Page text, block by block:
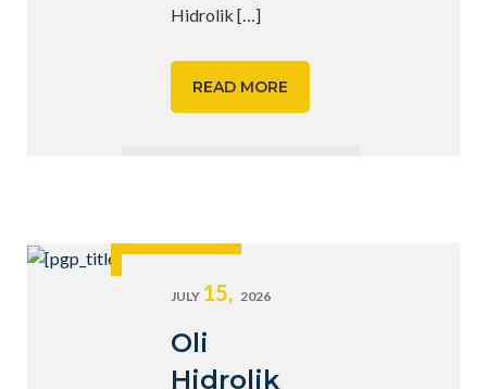
Hidrolik […]
READ MORE
JULY 15, 2026
Oli
Hidrolik